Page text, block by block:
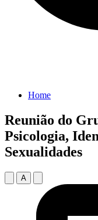
Home
Reunião do
Psicologia,
Sexualidades
A